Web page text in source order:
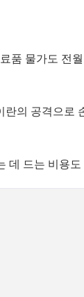
품 물가도 전
의 공격으로
데 드는 비용